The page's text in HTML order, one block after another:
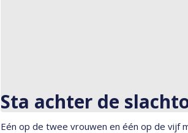
Sta achter de
Eén op de twee vrouwen en één op de vijf